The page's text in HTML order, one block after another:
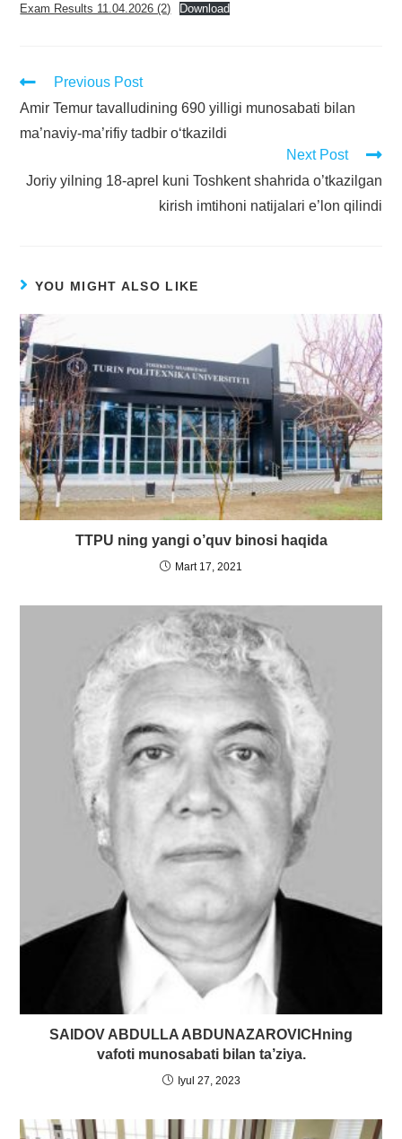
Exam Results 11.04.2026 (2) Download
Previous Post
Amir Temur tavalludining 690 yilligi munosabati bilan
ma’naviy-ma’rifiy tadbir o‘tkazildi
Next Post
Joriy yilning 18-aprel kuni Toshkent shahrida o’tkazilgan
kirish imtihoni natijalari e’lon qilindi
YOU MIGHT ALSO LIKE
TTPU ning yangi o’quv binosi haqida
Mart 17, 2021
SAIDOV ABDULLA ABDUNAZAROVICHning
vafoti munosabati bilan ta’ziya.
Iyul 27, 2023